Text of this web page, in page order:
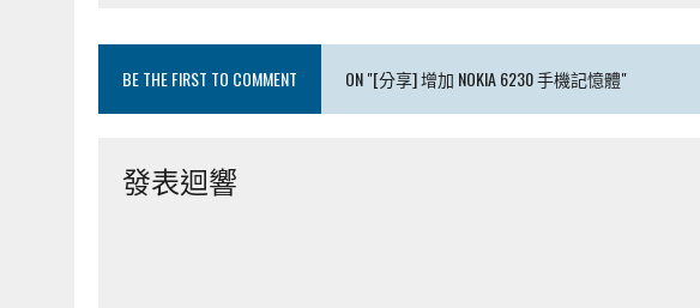
BE THE FIRST TO COMMENT ON "[分享] 增加 NOKIA 6230 手機記憶體"
發表迴響